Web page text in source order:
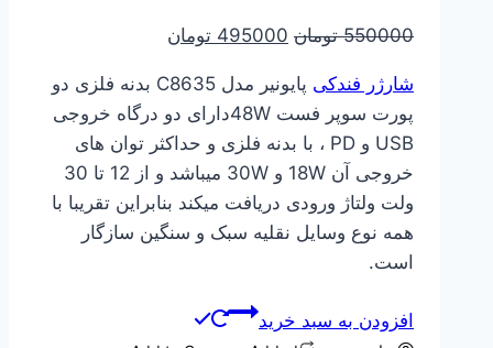
550000 تومان قیمت
550000 تومان
بود.
495000 تومان
495000 تومان
است.
شارژر فندکی
پایونیر مدل C8635 بدنه فلزی دو
پورت سوپر فست 48Wدارای دو درگاه خروجی
USB و PD ، با بدنه فلزی و حداکثر توان های
خروجی آن 18W و 30W میباشد و از 12 تا 30
ولت ولتاژ ورودی دریافت میکند بنابراین تقریبا با
همه نوع وسایل نقلیه سبک و سنگین سازگار
است.
افزودن به سبد خرید